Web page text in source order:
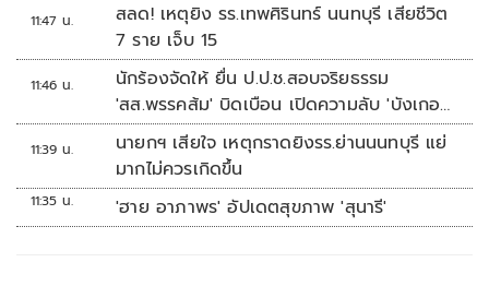
11:47 น.
สลด! เหตุยิง รร.เทพศิรินทร์ นนทบุรี เสียชีวิต
7 ราย เจ็บ 15
11:46 น.
นักร้องจัดให้ ยื่น ป.ป.ช.สอบจริยธรรม
'สส.พรรคส้ม' บิดเบือน เปิดความลับ 'บังเกอร์
ทหาร'
11:39 น.
นายกฯ เสียใจ เหตุกราดยิงรร.ย่านนนทบุรี แย่
มากไม่ควรเกิดขึ้น
11:35 น. 'ฮาย อาภาพร' อัปเดตสุขภาพ 'สุนารี'